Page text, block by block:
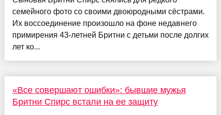
семейного фото со своими двоюродными сёстрами.
Их воссоединение произошло на фоне недавнего
примирения 43-летней Бритни с детьми после долгих
лет ко...
«Все совершают ошибки»: бывшие мужья
Бритни Спирс встали на ее защиту